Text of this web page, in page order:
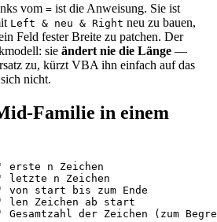
vom = ist die Anweisung. Sie ist
Left & neu & Right neu zu bauen,
Feld fester Breite zu patchen. Der
sie ändert nie die Länge —
zu, kürzt VBA ihn einfach auf das
nicht.
Familie in einem
n Zeichen
n Zeichen
start bis zum Ende
Zeichen ab start